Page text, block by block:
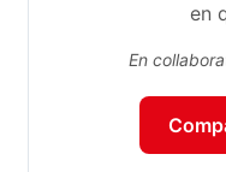
en
En